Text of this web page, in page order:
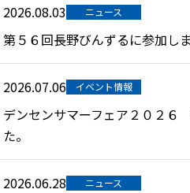
2026.08.03 ニュース
第５６回長野びんずるに参加し
2026.07.06 イベント情報
デンセンサマーフェア２０２
た。
2026.06.28 ニュース